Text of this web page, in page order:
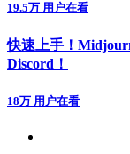
19.5万 用户在看
快速上手！
Discord！
18万 用户在看